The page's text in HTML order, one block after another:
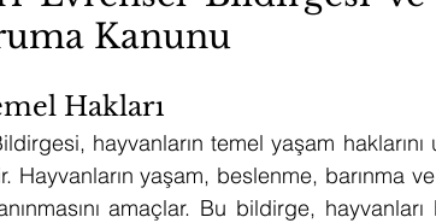
Kanunu
Hakları
hayvanların temel yaşam haklarını
yaşam, beslenme, barınma ve
amaçlar. Bu bildirge,